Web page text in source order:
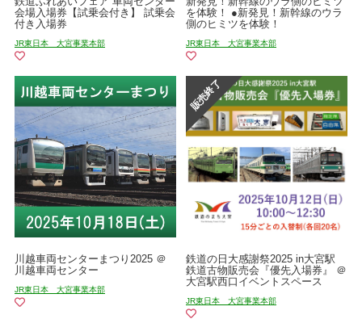
会場入場券【試乗会付き】 試乗会
付き入場券
JR東日本 大宮事業本部
を体験！ ●新発見！新幹線のウラ
側のヒミツを体験！
JR東日本 大宮事業本部
川越車両センターまつり2025 ＠
川越車両センター
JR東日本 大宮事業本部
鉄道の日大感謝祭2025 in大宮駅
鉄道古物販売会『優先入場券』 ＠
大宮駅西口イベントスペース
JR東日本 大宮事業本部